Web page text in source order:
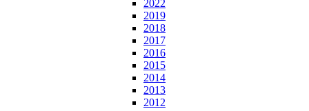
2022
2019
2018
2017
2016
2015
2014
2013
2012